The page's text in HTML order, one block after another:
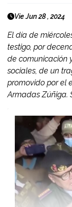
Vie Jun 28 , 2024
El día de
testigo, por
de comunicación
sociales, de un
promovido por el
Armadas Zúñiga.